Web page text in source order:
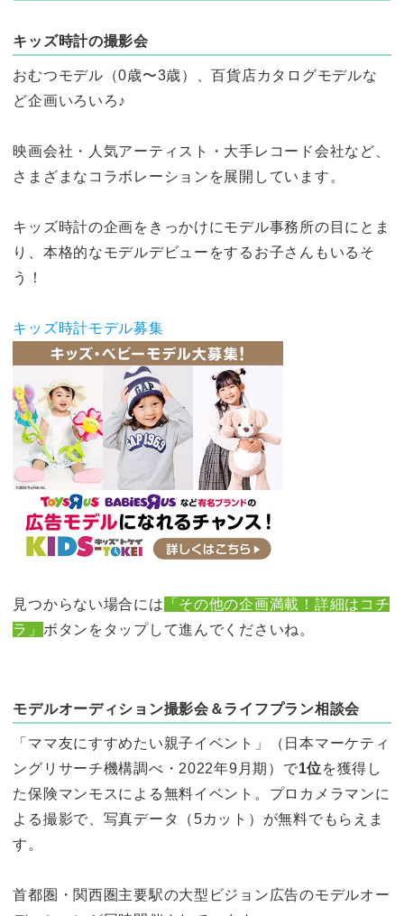
キッズ時計の撮影会
おむつモデル（0歳〜3歳）、百貨店カタログモデルな
ど企画いろいろ♪
映画会社・人気アーティスト・大手レコード会社など、
さまざまなコラボレーションを展開しています。
キッズ時計の企画をきっかけにモデル事務所の目にとま
り、本格的なモデルデビューをするお子さんもいるそ
う！
キッズ時計モデル募集
見つからない場合には 「その他の企画満載！詳細はコチ
ラ」 ボタンをタップして進んでくださいね。
モデルオーディション撮影会＆ライフプラン相談会
「ママ友にすすめたい親子イベント」（日本マーケティ
ングリサーチ機構調べ・2022年9月期）で1位を獲得し
た保険マンモスによる無料イベント。プロカメラマンに
よる撮影で、写真データ（5カット）が無料でもらえま
す。
首都圏・関西圏主要駅の大型ビジョン広告のモデルオー